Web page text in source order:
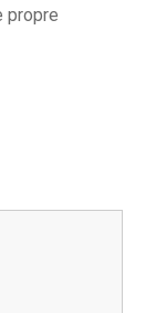
propre